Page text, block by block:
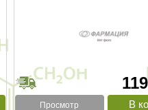
Просмотр